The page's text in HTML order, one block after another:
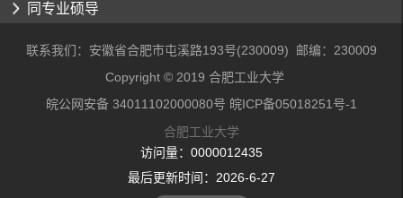
同专业硕导
联系我们：安徽省合肥市屯溪路193号(230009) 邮编：230009
Copyright © 2019 合肥工业大学
皖公网安备 34011102000080号 皖ICP备05018251号-1
合肥工业大学
访问量： 0000012435
最后更新时间： 2026-6-27